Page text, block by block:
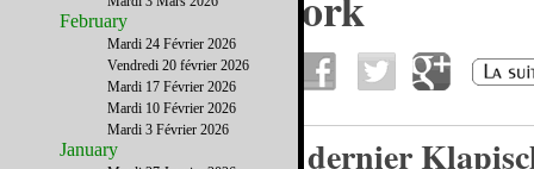
Le dernier
February
Mardi 24 Février 2026
Vendredi 20 février 2026
Mardi 17 Février 2026
Mardi 10 Février 2026
Mardi 3 Février 2026
January